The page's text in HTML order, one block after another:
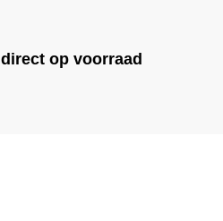
direct op voorraad